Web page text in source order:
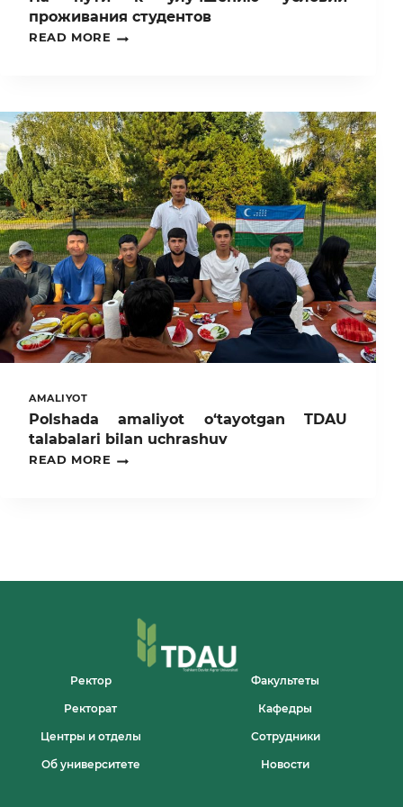
проживания студентов
READ MORE
НА
ПРОЖИВАНИЯ
СТУДЕНТОВ
AMALIYOT
Polshada amaliyot o‘tayotgan TDAU
talabalari bilan uchrashuv
READ MORE
POLSHADA
Ректор Факультеты
Ректорат Кафедры
Центры и отделы Сотрудники
Об университете Новости